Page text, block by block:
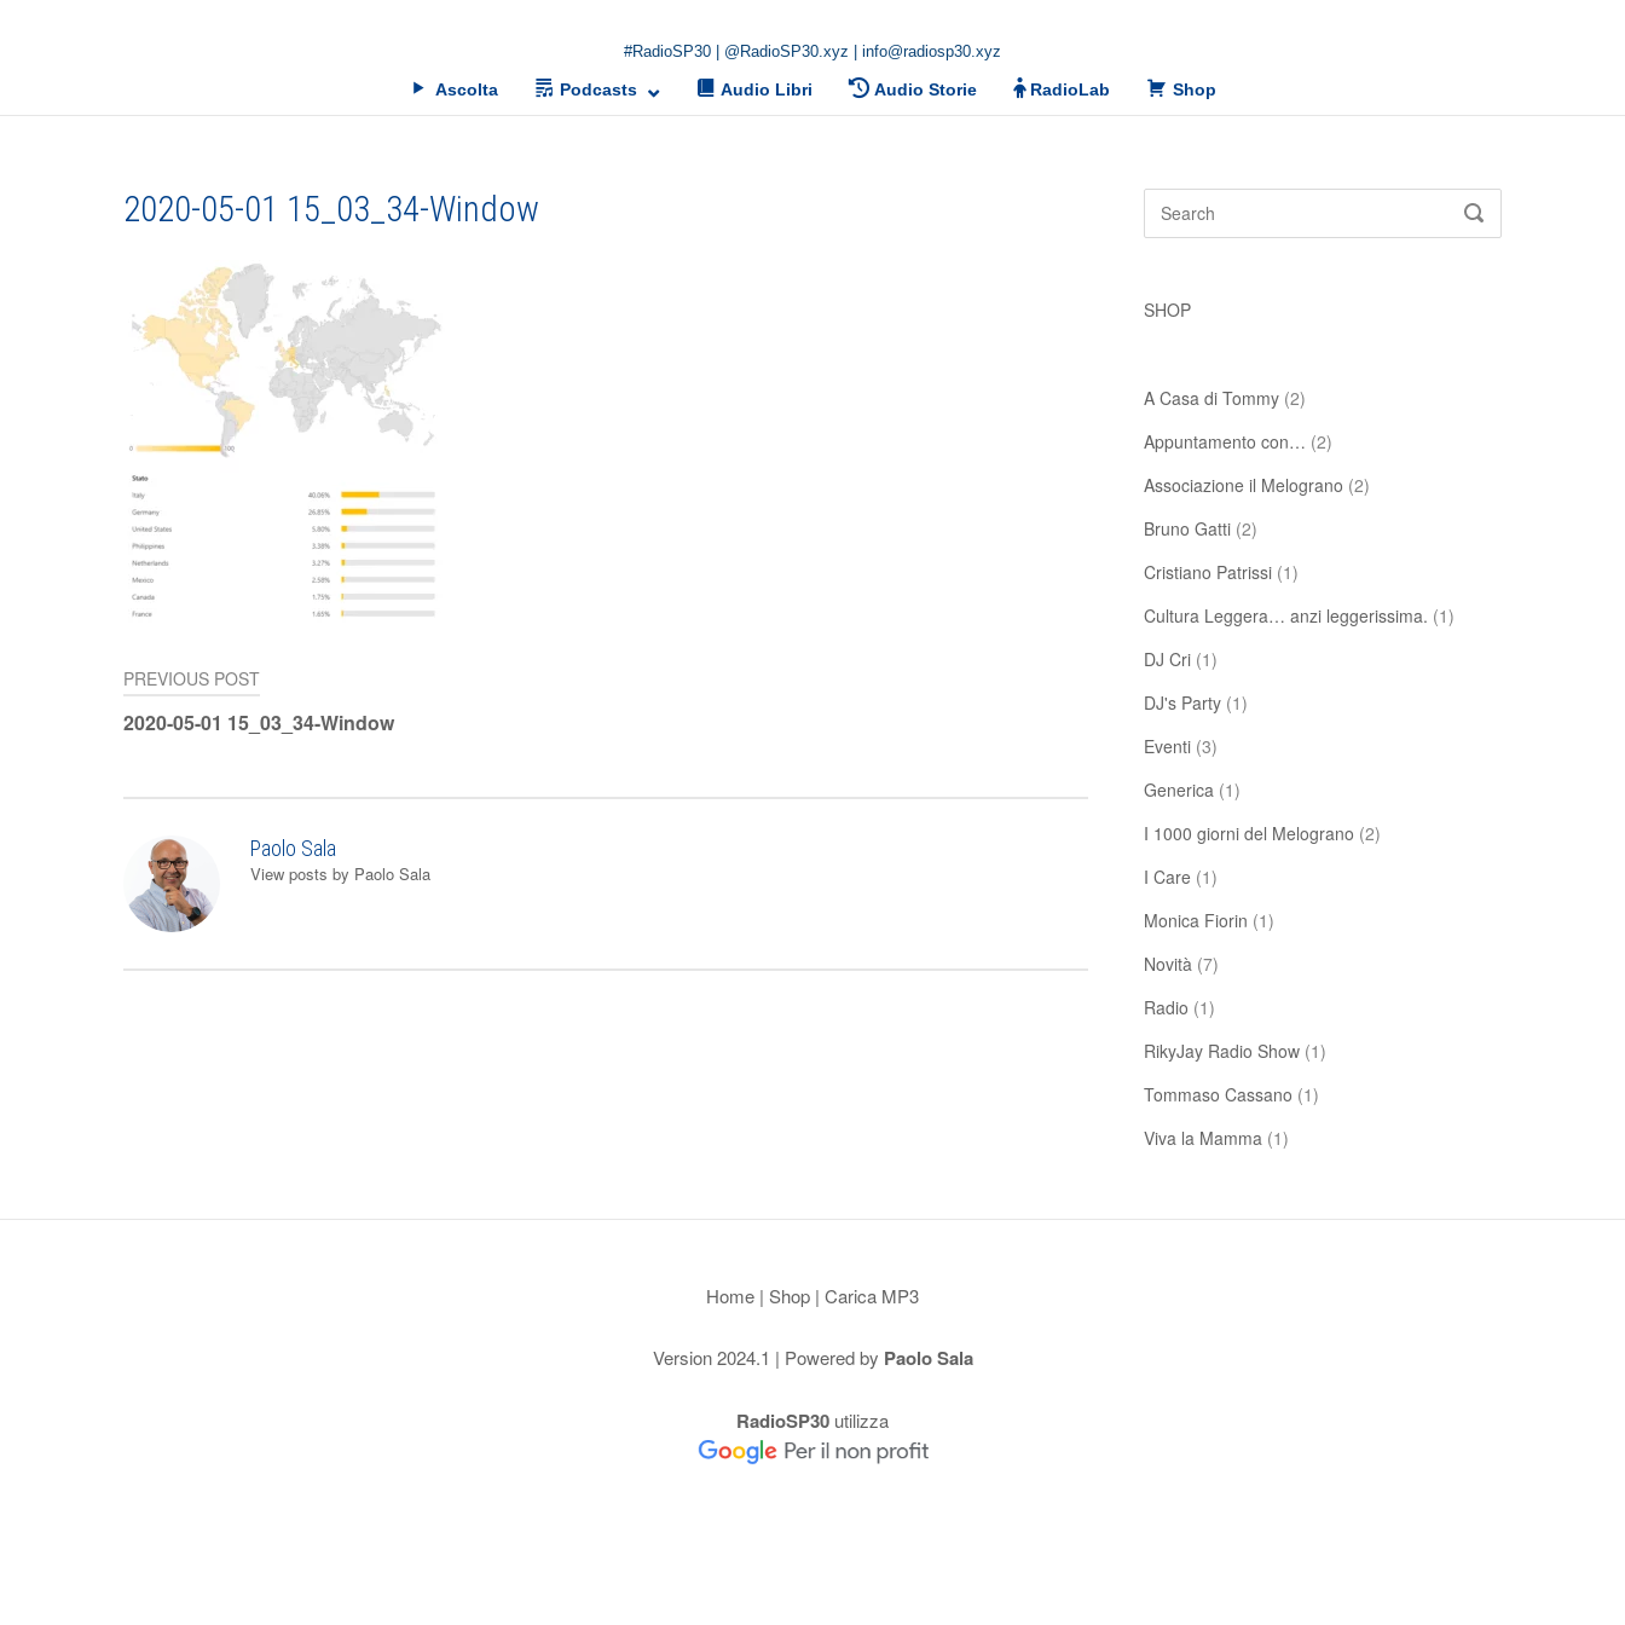
#RadioSP30 | @RadioSP30.xyz | info@radiosp30.xyz
Ascolta Podcasts Audio Libri Audio Storie RadioLab Shop
2020-05-01 15_03_34-Window
Navigazione
PREVIOUS POST
2020-05-01 15_03_34-Window
Paolo Sala
View posts by Paolo Sala
Search
SEARCH
SHOP
A Casa di Tommy(2)
Appuntamento con… (2)
Associazione il Melograno (2)
Bruno Gatti(2)
Cristiano Patrissi(1)
Cultura Leggera… anzi leggerissima. (1)
DJ Cri(1)
DJ's Party(1)
Eventi(3)
Generica(1)
I 1000 giorni del Melograno (2)
I Care (1)
Monica Fiorin (1)
Novità(7)
Radio (1)
RikyJay Radio Show(1)
Tommaso Cassano (1)
Viva la Mamma(1)
Home | Shop | Carica MP3
Version 2024.1 | Powered by Paolo Sala
RadioSP30 utilizza